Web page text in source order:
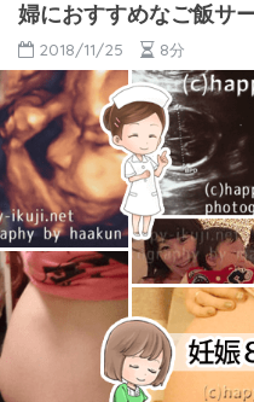
婦におすすめなご飯サ
2018/11/25 8分